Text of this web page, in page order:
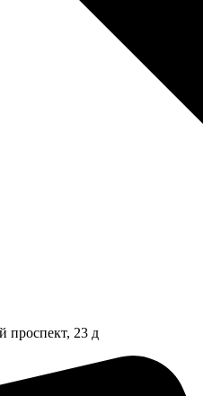
проспект, 23 д